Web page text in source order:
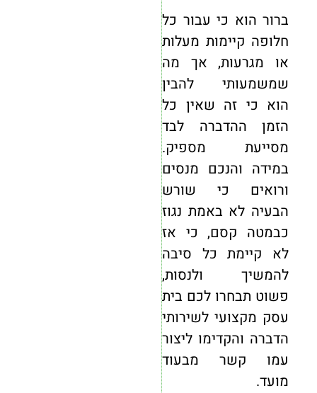
ברור הוא כי עבור כל
חלופה קיימות מעלות
או מגרעות, אך מה
שמשמעותי להבין
הוא כי זה שאין כל
הזמן ההדברה לבד
מסייעת מספיק.
במידה והנכם מנסים
ורואים כי שורש
הבעיה לא באמת נגוז
כבמטה קסם, כי אז
לא קיימת כל סיבה
להמשיך ולנסות,
פשוט תבחרו לכם בית
עסק מקצועי לשירותי
הדברה והקדימו ליצור
עמו קשר מבעוד
מועד.